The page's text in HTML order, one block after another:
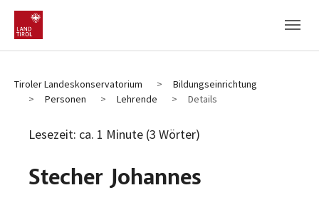
Zum Hauptinhalt
Zum Fußbereich
Tiroler Landeskonservatorium
Bildungseinrichtung
Personen
Lehrende Details
Lesezeit: ca. 1 Minute (3 Wörter)
Stecher Johannes